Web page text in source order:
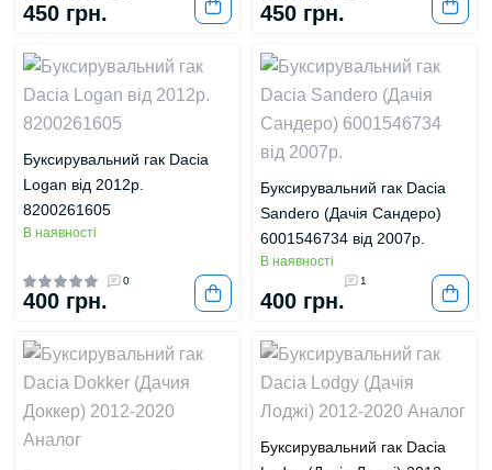
450 грн. 450 грн.
Буксирувальний гак Dacia
Logan від 2012р.
8200261605
В наявності
0
400 грн.
Буксирувальний гак Dacia
Sandero (Дачія Сандеро)
6001546734 від 2007р.
В наявності
1
400 грн.
Буксирувальний гак Dacia